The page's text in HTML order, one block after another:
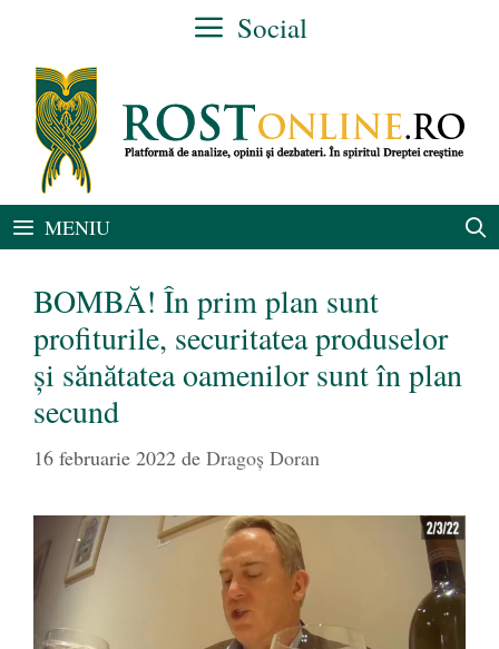
conținut
Social
MENIU
BOMBĂ! În prim plan sunt
profiturile, securitatea produselor
și sănătatea oamenilor sunt în plan
secund
16 februarie 2022 de Dragoș Doran